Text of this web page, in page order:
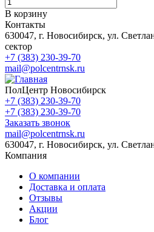
В корзину
Контакты
630047, г. Новосибирск, ул.
сектор
+7 (383) 230-39-70
mail@polcentrnsk.ru
ПолЦентр Новосибирск
+7 (383) 230-39-70
+7 (383) 230-39-70
Заказать звонок
mail@polcentrnsk.ru
630047, г. Новосибирск, ул.
Компания
О компании
Доставка и оплата
Отзывы
Акции
Блог